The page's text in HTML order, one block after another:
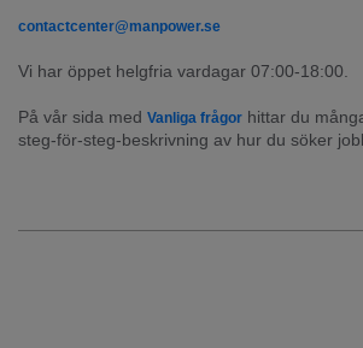
contactcenter@manpower.se
Vi har öppet helgfria vardagar 07:00-18:00.
På vår sida med Vanliga frågor hittar du
steg-för-steg-beskrivning av hur du söker